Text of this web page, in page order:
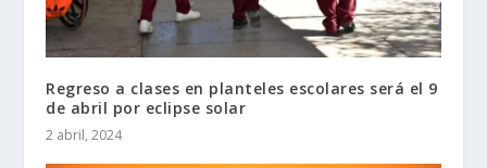
Regreso a clases en planteles escolares será el 9
de abril por eclipse solar
2 abril, 2024